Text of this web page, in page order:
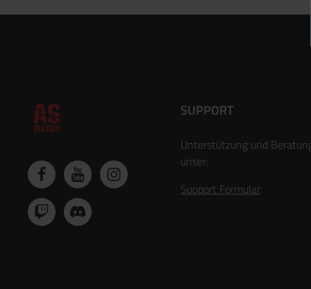
SUPPORT
Unterstützung und
unser:
Support Formular.